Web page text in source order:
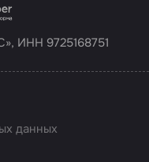
ИНН 9725168751
данных